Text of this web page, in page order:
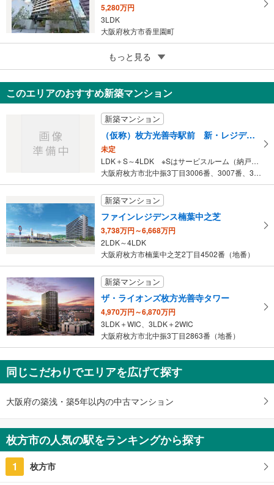
5,280万円
3LDK
大阪府枚方市香里園町
成約でもらえる
グランステイツ香里園山之手町
3,280万円
3LDK
もっと見る
このエリアのおすすめ新築マンション
新築マンション
（仮称）枚方光善寺駅前 新・レジデンスプロジェクト
未定
LDK＋S～4LDK ※Sはサービスルーム（納戸）です。
大阪府枚方市北中振3丁目3006番、3007番、3008番、30…
新築マンション
ファインレジデンス楠葉中之芝
3,738万円～6,668万円
2LDK～4LDK
大阪府枚方市楠葉中之芝2丁目4502番（地番）
新築マンション
ザ・ライオンズ枚方光善寺タワー
4,970万円～6,870万円
3LDK＋WIC、3LDK＋2WIC
大阪府枚方市北中振3丁目2863番（地番）
同じこだわりでエリアを広げて探す
大阪府の築浅・築5年以内の中古マンション
枚方市の人気の駅をランキングから探す
1 枚方市